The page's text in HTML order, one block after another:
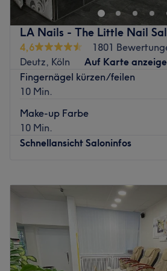
LA Nails - The Little Nail
4,6
1801
Deutz, Köln
Auf Karte
Fingernägel kürzen/feilen
10 Min.
Make-up Farbe
10 Min.
Schnellansicht Saloninfos
Dienstag
Sonntag